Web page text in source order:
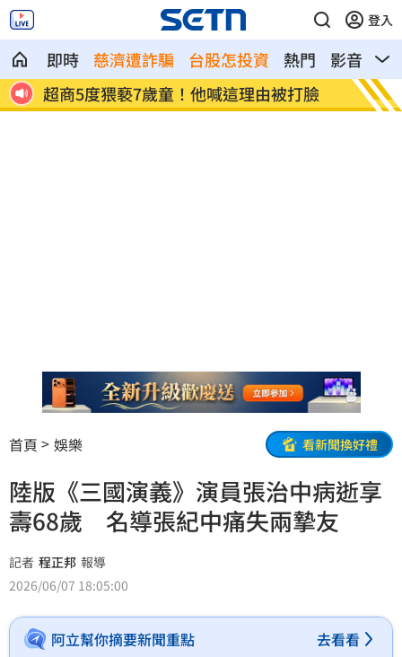
登入
即時 慈濟遭詐騙 台股怎投資 熱門 影音
熱
雄
超商5度猥褻7歲童！他喊這理由被打臉
環
首頁 娛樂 看新聞換好禮
陸版《三國演義》演員張治中病逝享
壽68歲 名導張紀中痛失兩摯友
記者 程正邦 報導
2026/06/07 18:05:00
阿立幫你摘要新聞重點 去看看